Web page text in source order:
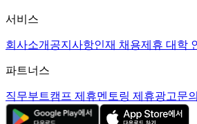
서비스
회사소개 공지사항인재 채용제휴 대학
파트너스
직무부트캠프 제휴멘토링 제휴광고문의